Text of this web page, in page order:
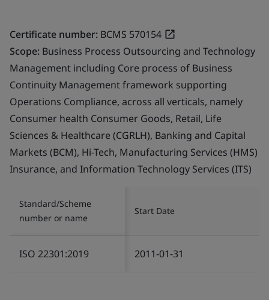
Certificate number: BCMS 570154
Scope: Business Process Outsourcing and Technology
Management including Core process of Business
Continuity Management framework supporting
Operations Compliance, across all verticals, namely
Consumer health Consumer Goods, Retail, Life
Sciences & Healthcare (CGRLH), Banking and Capital
Markets (BCM), Hi-Tech, Manufacturing Services (HMS)
Insurance, and Information Technology Services (ITS)
Standard/Scheme
number or name
Start Date
ISO 22301:2019 2011-01-31